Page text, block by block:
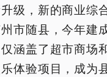
级，新的商业综
市随县，今年建
涵盖了超市商场
体验项目，成为